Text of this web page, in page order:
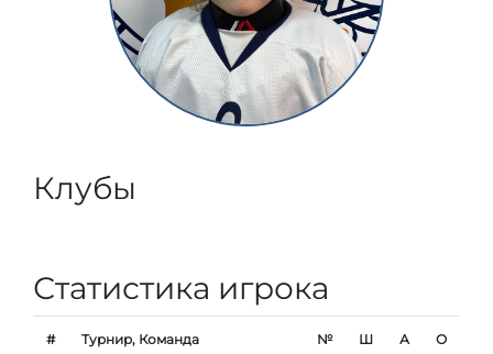
Клубы
Статистика игрока
# Турнир, Команда № Ш А О